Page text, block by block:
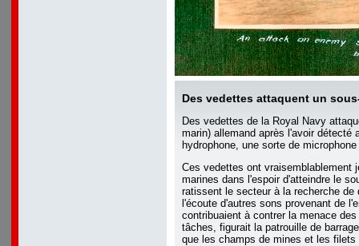
Des vedettes attaquent un
Des vedettes de la Royal Navy
marin) allemand après l'avoir détecté
hydrophone, une sorte de
Ces vedettes ont vraisemblablement
marines dans l'espoir d'atteindre le
ratissent le secteur à la recherche de
l'écoute d'autres sons provenant de
contribuaient à contrer la menace
tâches, figurait la patrouille de
que les champs de mines et les filets